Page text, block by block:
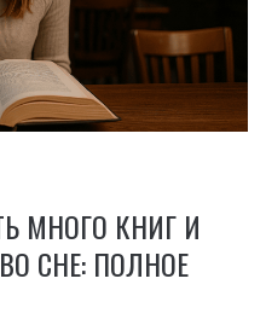
МНОГО КНИГ И
СНЕ: ПОЛНОЕ